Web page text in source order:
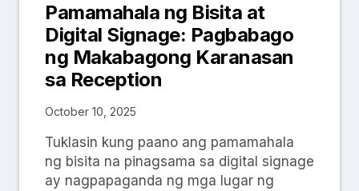
Pamamahala ng Bisita at
Digital Signage: Pagbabago
ng Makabagong Karanasan
sa Reception
October 10, 2025
Tuklasin kung paano ang pamamahala
ng bisita na pinagsama sa digital signage
ay nagpapaganda ng mga lugar ng